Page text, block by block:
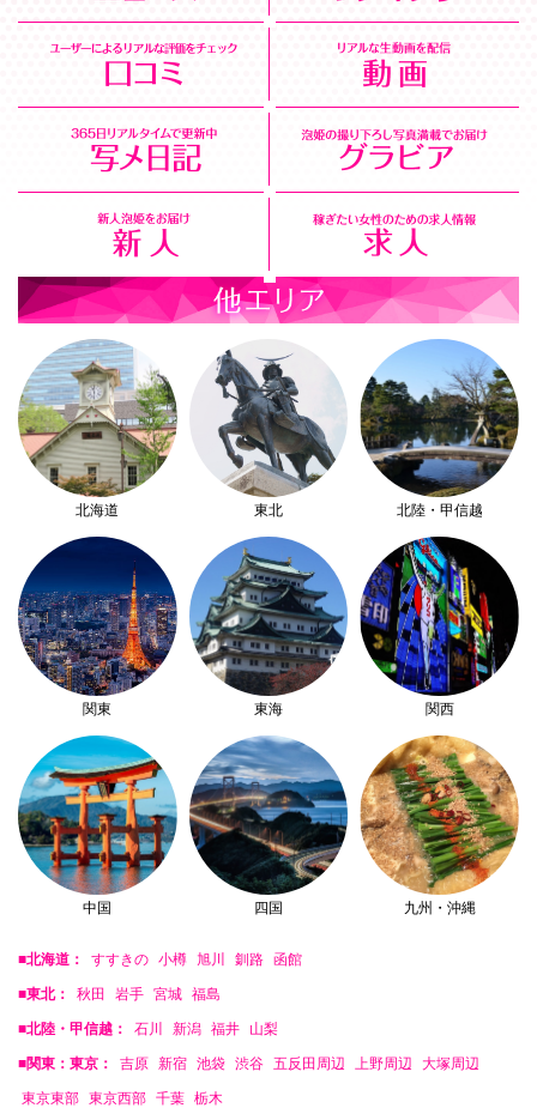
北海道 東北 北陸・甲信越
関東 東海 関西
中国 四国 九州・沖縄
■北海道： すすきの 小樽 旭川 釧路 函館
■東北： 秋田 岩手 宮城 福島
■北陸・甲信越： 石川 新潟 福井 山梨
■関東：東京： 吉原 新宿 池袋 渋谷 五反田周辺 上野周辺 大塚周辺
東京東部 東京西部 千葉 栃木